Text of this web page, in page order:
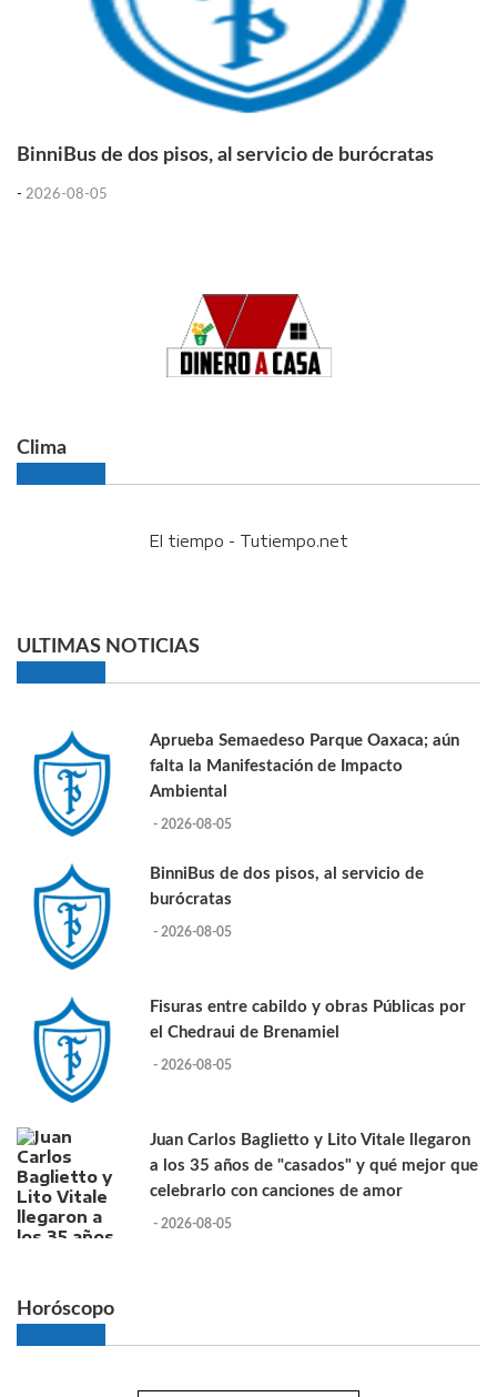
BinniBus de dos pisos, al servicio de burócratas
- 2026-08-05
Clima
El tiempo - Tutiempo.net
ULTIMAS NOTICIAS
Aprueba Semaedeso Parque Oaxaca; aún
falta la Manifestación de Impacto
Ambiental
- 2026-08-05
BinniBus de dos pisos, al servicio de
burócratas
- 2026-08-05
Fisuras entre cabildo y obras Públicas por
el Chedraui de Brenamiel
- 2026-08-05
Juan Carlos Baglietto y Lito Vitale llegaron
a los 35 años de "casados" y qué mejor que
celebrarlo con canciones de amor
- 2026-08-05
Horóscopo